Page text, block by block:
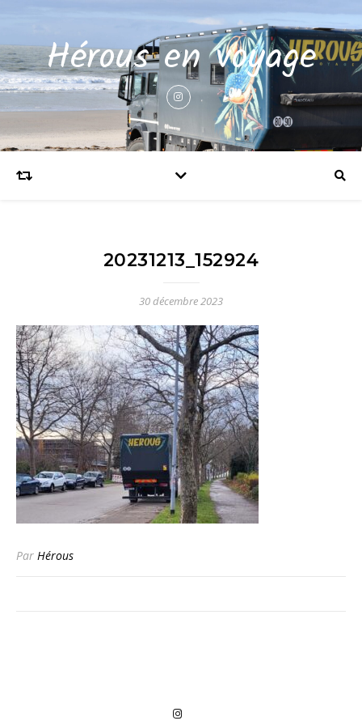
Hérous en voyage
20231213_152924
30 décembre 2023
Par Hérous